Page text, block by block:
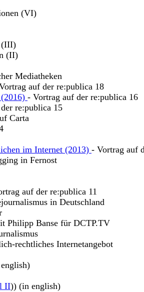
(VI)
(III)
(II)
Mediatheken
auf der re:publica 18
- Vortrag auf der re:publica 16
re:publica 15
Carta
im Internet (2013) - Vortrag auf
in Fernost
auf der re:publica 11
in Deutschland
Philipp Banse für DCTP.TV
rechtliches Internetangebot
II)) (in english)